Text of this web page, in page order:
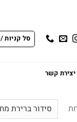
סל קניות /
יצירת קשר